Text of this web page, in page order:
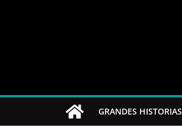
GRANDES HISTORIAS